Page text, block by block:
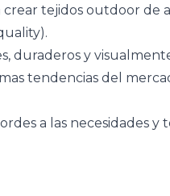
crear tejidos outdoor
duraderos y
tendencias del
a las necesidades